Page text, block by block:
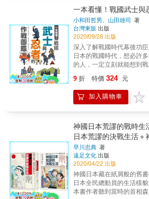
審定推薦 ◇◆ 楊錦昌教授｜輔仁大學日文系教
歷史教師、《鬼滅之刃劇場
目前N刷（在列車停駛前，
「閱讀《鬼滅超讀解》，
誕樹下一個又一個的禮物
這麼深厚的趣味，被原作
了故事裡；藉由這本書，
刃》，再透過《鬼滅之刃》
杜可瑜老師 & ◆◇ 本書特色 ◇◆ (1) 全球第一
本由臺灣作者撰寫的《鬼滅
由臺灣人的角度出發，書
分析（鬼殺隊、柱、鬼等）與
全球獨家蒐錄《鬼滅之刃
大正時代下的浪漫臺日文化。 令人意想不
大正時代的臺灣竟與日本如
可以看見當時的蹤跡。超過
深入其境，無法自拔。 & (3) 專業日文及歷史老
師審定。《鬼滅之刃》原
時代相當考究，事實上日本
蹟與習俗，更讓我們了解
子，都有各自的珍貴意義。
孫滿堂的武田信玄令人意外的一面
有商機！新產業「陰間茶屋」現
時代中期，男色BOYS被世
間」。 陰間茶屋玩1、2個小時的費用相當於62
碗蕎麥麵！？ 到線香燃盡為止！陰間的PLAY
策略與技巧 從讓鼻子變挺到保養肌膚，目標成
為一流的陰間，該如何做訓練？ 解析
春場所──「陰間茶屋」的產
有愛，哪有什麼奇怪！ 赤裸裸的情書、BL春
畫、複雜交織的情事
日本史背後、不為人知的男
日常生活的各種例行活動
子有自己一套風雅生活的
人吵架）。而從日本各地
這裡競相模仿江戶子。 & 不止平民百姓，更揭
開將軍家與居住城下的武
的奉行所與官員，到享盡
級武士熱衷（也逼不得已
的江戶生活，讓人想搭時光機
書特色 & ★ 全彩圖文，精彩解說江戶時代的百
的歷史。 ★ 喜歡看日本時代小說、電影、戲劇
的人，手握一冊，更能深入
& 好評推薦 & 宋彥陞（時空偵探、專欄作
家）、李長潔（創新傳播
行長） & 身為「京都派」的擁護者，這本書讓
我卸下對東京的心防。《
門》，用非常有趣又好懂的
一下」東京現代大都會最初
索解密，論述資料跨越地理
日常生活、精神世界，快
認識。如果說平安京的特
化，那江戶城的魅力，就是
一本看懂！戰國武士與
小和田哲男、山田雄司
著
台灣東販 出版
2020/09/28 出版
深入了解戰國時代幕後功臣
日本的戰國時代，想必許
的人，一定立刻就能想到戰
還有一群人默默的在這個時
歷史的前進。 那就是武士與忍者們。 本書就要
針對戰國時代的武士與忍
等。 【戰之卷 從戰役揭幕到落幕】 ．作戰順
序 出征前會透過食物名稱的諧音討個好兆頭 ．
作戰信號 為了分辨信號，作戰中會使用訴諸眼
力或耳力的道具 ．作戰 在戰役中持續互相乾瞪
眼時，會口出惡言挑釁對手 ．戰場上的飲食 飲
用水比食物還要難調度 ．儀容與娛樂 武士會藉
著焚香讓身體飄散迷人香氣 【武具之卷 武士
上穿戴的武器或護具】 ．武具 足輕的武器都是
自備或是租借品 ．護具 連步槍都承受得住！戰
9 折 特價 324 元
加入購物車
神國日本荒謬的戰時生
日本荒謬的決戰生活＋
國技法
早川忠典 著
遠足文化 出版
2020/04/22 出版
神國日本藏在紙屑般的舊書裡， 揭露
日本全民總動員的生活樣貌。 二○○○年時
本書作者聽到當時的首相森